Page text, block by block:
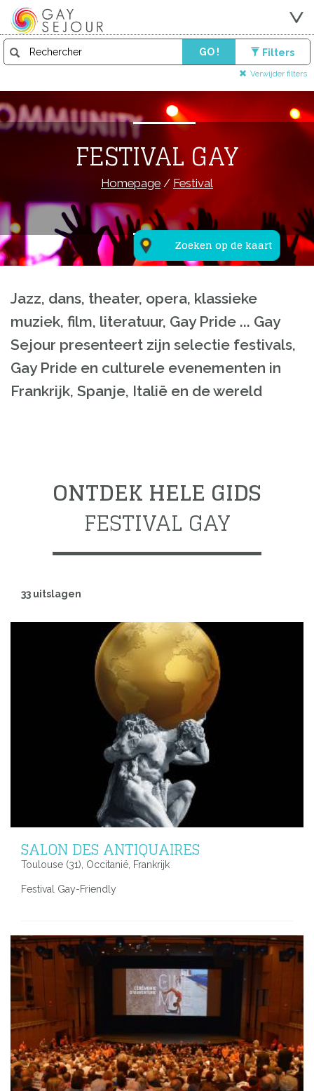
GO ! Filters
Verwijder filters
Zoeken op de kaart
FESTIVAL GAY
Homepage / Festival
Jazz, dans, theater, opera, klassieke
muziek, film, literatuur, Gay Pride ... Gay
Sejour presenteert zijn selectie festivals,
Gay Pride en culturele evenementen in
Frankrijk, Spanje, Italië en de wereld
ONTDEK HELE GIDS
FESTIVAL GAY
33 uitslagen
SALON DES ANTIQUAIRES
Toulouse (31), Occitanië, Frankrijk
Festival Gay-Friendly